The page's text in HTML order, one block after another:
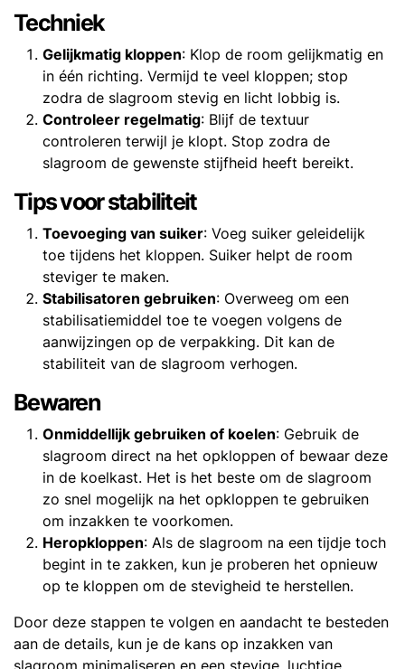
Techniek
Gelijkmatig kloppen: Klop de room gelijkmatig en
in één richting. Vermijd te veel kloppen; stop
zodra de slagroom stevig en licht lobbig is.
Controleer regelmatig: Blijf de textuur
controleren terwijl je klopt. Stop zodra de
slagroom de gewenste stijfheid heeft bereikt.
Tips voor stabiliteit
Toevoeging van suiker: Voeg suiker geleidelijk
toe tijdens het kloppen. Suiker helpt de room
steviger te maken.
Stabilisatoren gebruiken: Overweeg om een
stabilisatiemiddel toe te voegen volgens de
aanwijzingen op de verpakking. Dit kan de
stabiliteit van de slagroom verhogen.
Bewaren
Onmiddellijk gebruiken of koelen: Gebruik de
slagroom direct na het opkloppen of bewaar deze
in de koelkast. Het is het beste om de slagroom
zo snel mogelijk na het opkloppen te gebruiken
om inzakken te voorkomen.
Heropkloppen: Als de slagroom na een tijdje toch
begint in te zakken, kun je proberen het opnieuw
op te kloppen om de stevigheid te herstellen.
Door deze stappen te volgen en aandacht te besteden
aan de details, kun je de kans op inzakken van
slagroom minimaliseren en een stevige, luchtige